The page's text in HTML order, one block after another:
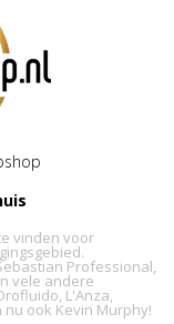
vinden voor
Professional,
vele andere
L'Anza,
nu ook Kevin Murphy!